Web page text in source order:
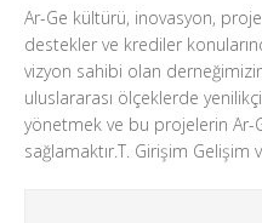
Ar-Ge kültürü, inovasyon,
destekler ve krediler
vizyon sahibi olan
uluslararası ölçeklerde
yönetmek ve bu projelerin Ar-
sağlamaktır.T. Girişim Gelişim